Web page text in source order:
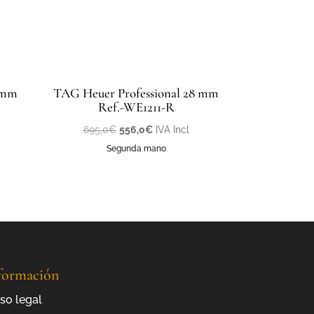
TAG Heuer Professional 28 mm
Ref.-WE1211-R
695,0€ El
precio
556,0€El
precio
IVA Incl
Segunda mano
legal